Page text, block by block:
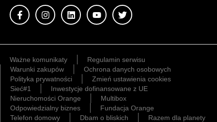
Ważne komunikaty
Regulamin serwisu
Warunki zakupów
Ochrona danych osobowych
Polityka prywatności
Zmień ustawienia cookies
Sieć#1
Inwestycje dofinansowane z UE
Nieruchomości Orange
Multibox
Odpowiedzialny biznes
Fundacja Orange
Telefon domowy
Dbam o bliskich Razem dla planety